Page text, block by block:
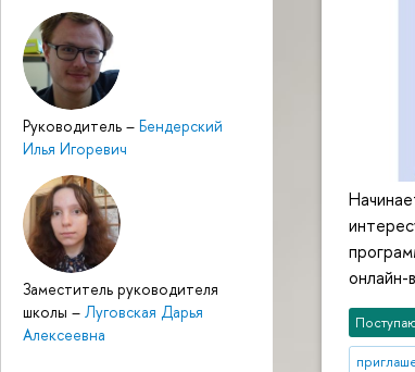
Руководитель – Бендерский
Илья Игоревич
Заместитель руководителя
школы – Луговская Дарья
Алексеевна
онлайн-